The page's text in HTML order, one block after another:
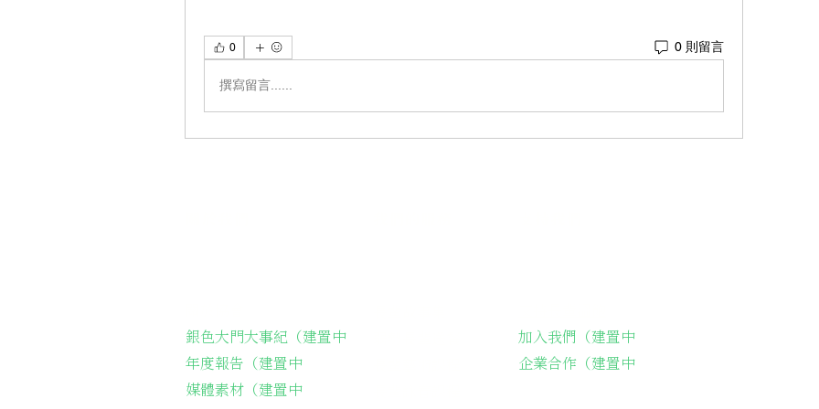
0 0 則留言
撰寫留言......
銀色大門大事紀（建置中
年度報告（建置中
媒體素材（建置中
加入我們（建置中
企業合作（建置中